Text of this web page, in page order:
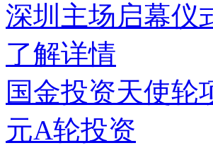
深圳主场启幕仪
了解详情
国金投资天使轮
元A轮投资